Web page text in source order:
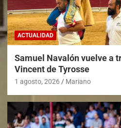
ACTUALIDAD
Samuel Navalón vuelve a
Vincent de Tyrosse
1 agosto, 2026 Mariano